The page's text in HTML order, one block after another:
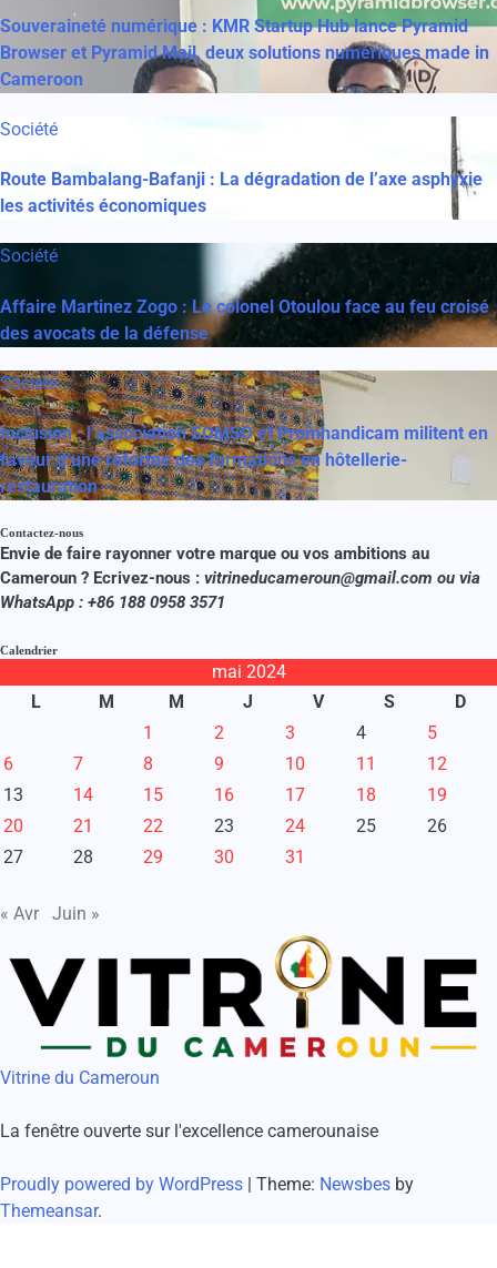
Souveraineté numérique : KMR Startup Hub lance Pyramid
Browser et Pyramid Mail, deux solutions numériques made in
Cameroon
Société
Route Bambalang-Bafanji : La dégradation de l’axe asphyxie
les activités économiques
Société
Affaire Martinez Zogo : Le colonel Otoulou face au feu croisé
des avocats de la défense
Société
Inclusion : l’association SOMSO et Promhandicam militent en
faveur d’une réforme des formations en hôtellerie-
restauration
Contactez-nous
Envie de faire rayonner votre marque ou vos ambitions au
Cameroun ? Ecrivez-nous : vitrineducameroun@gmail.com ou via
WhatsApp : +86 188 0958 3571
Calendrier
mai 2024
L
M M J V S
D
1
2 3 4
5
6
7 8 9 10 11
12
13
14 15 16 17 18
19
20
21 22 23 24 25
26
27
28 29 30 31
« Avr Juin »
Vitrine du Cameroun
La fenêtre ouverte sur l'excellence camerounaise
Proudly powered by WordPress | Theme: Newsbes by
Themeansar.